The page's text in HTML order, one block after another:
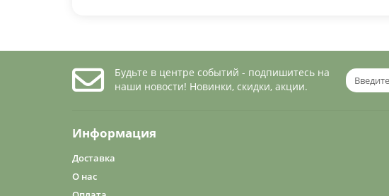
Будьте в центре событий - подпишитесь на
наши новости! Новинки, скидки, акции.
Информация
Доставка
О нас